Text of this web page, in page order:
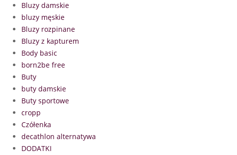
Bluzy damskie
bluzy męskie
Bluzy rozpinane
Bluzy z kapturem
Body basic
born2be free
Buty
buty damskie
Buty sportowe
cropp
Czółenka
decathlon alternatywa
DODATKI